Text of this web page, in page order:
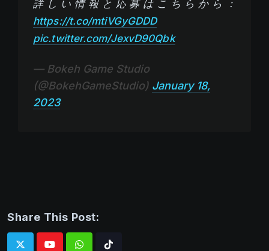
詳しい情報と応募はこちらから：
https://t.co/mtiVGyGDDD
pic.twitter.com/JexvD90Qbk
— Bokeh Game Studio
(@BokehGameStudio) January 18,
2023
Share This Post: